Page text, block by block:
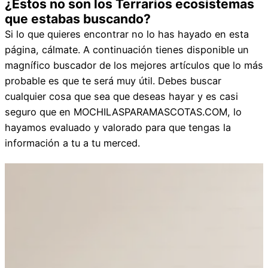
¿Estos no son los Terrarios ecosistemas
que estabas buscando?
Si lo que quieres encontrar no lo has hayado en esta
página, cálmate. A continuación tienes disponible un
magnífico buscador de los mejores artículos que lo más
probable es que te será muy útil. Debes buscar
cualquier cosa que sea que deseas hayar y es casi
seguro que en MOCHILASPARAMASCOTAS.COM, lo
hayamos evaluado y valorado para que tengas la
información a tu a tu merced.